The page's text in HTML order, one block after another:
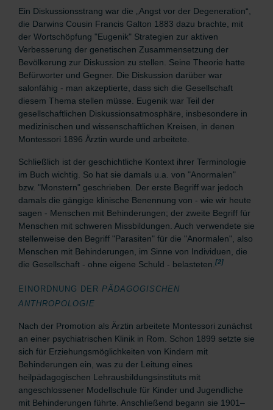
Ein Diskussionsstrang war die „Angst vor der Degeneration“,
die Darwins Cousin Francis Galton 1883 dazu brachte, mit
der Wortschöpfung "Eugenik" Strategien zur aktiven
Verbesserung der genetischen Zusammensetzung der
Bevölkerung zur Diskussion zu stellen. Seine Theorie hatte
Befürworter und Gegner. Die Diskussion darüber war
salonfähig - man akzeptierte, dass sich die Gesellschaft
diesem Thema stellen müsse. Eugenik war Teil der
gesellschaftlichen Diskussionsatmosphäre, insbesondere in
medizinischen und wissenschaftlichen Kreisen, in denen
Montessori 1896 Ärztin wurde und arbeitete.
Schließlich ist der geschichtliche Kontext ihrer Terminologie
im Buch wichtig. So hat sie damals u.a. von "Anormalen"
bzw. "Monstern" geschrieben. Der erste Begriff war jedoch
damals die gängige klinische Benennung von - wie wir heute
sagen - Menschen mit Behinderungen; der zweite Begriff für
Menschen mit schweren Missbildungen. Auch verwendete sie
stellenweise den Begriff "Parasiten" für die "Anormalen", also
Menschen mit Behinderungen, im Sinne von Individuen, die
die Gesellschaft - ohne eigene Schuld - belasteten. [2]
EINORDNUNG DER PÄDAGOGISCHEN
ANTHROPOLOGIE
Nach der Promotion als Ärztin arbeitete Montessori zunächst
an einer psychiatrischen Klinik in Rom. Schon 1899 setzte sie
sich für Erziehungsmöglichkeiten von Kindern mit
Behinderungen ein, was zu der Leitung eines
heilpädagogischen Lehrausbildungsinstituts mit
angeschlossener Modellschule für Kinder und Jugendliche
mit Behinderungen führte. Anschließend begann sie 1901–